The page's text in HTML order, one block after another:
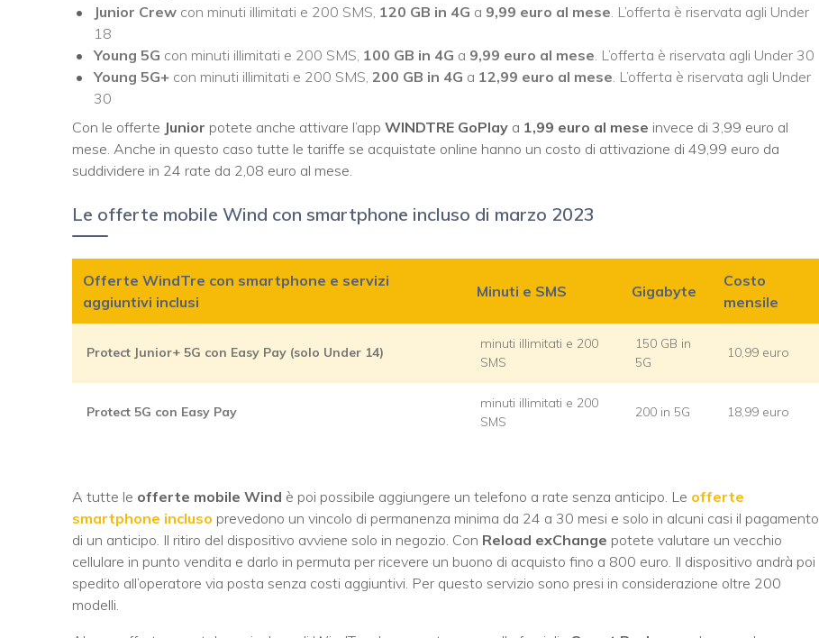
Junior Crew con minuti illimitati e 200 SMS, 120 GB in 4G a 9,99 euro al mese . L’offerta è riservata agli Under
18
Young 5G con minuti illimitati e 200 SMS, 100 GB in 4G a 9,99 euro al mese . L’offerta è riservata agli Under 30
Young 5G+ con minuti illimitati e 200 SMS, 200 GB in 4G a 12,99 euro al mese . L’offerta è riservata agli Under
30
Con le offerte Junior potete anche attivare l’app WINDTRE GoPlay a 1,99 euro al mese invece di 3,99 euro al
mese. Anche in questo caso tutte le tariffe se acquistate online hanno un costo di attivazione di 49,99 euro da
suddividere in 24 rate da 2,08 euro al mese.
Le offerte mobile Wind con smartphone incluso di marzo 2023
Offerte WindTre con smartphone e servizi
aggiuntivi inclusi
Minuti e SMS Gigabyte
Costo
mensile
Protect Junior+ 5G con Easy Pay (solo Under 14)
minuti illimitati e 200
SMS
150 GB in
5G
10,99 euro
Protect 5G con Easy Pay
minuti illimitati e 200
SMS
200 in 5G 18,99 euro
A tutte le offerte mobile Wind è poi possibile aggiungere un telefono a rate senza anticipo. Le offerte
smartphone incluso prevedono un vincolo di permanenza minima da 24 a 30 mesi e solo in alcuni casi il pagamento
di un anticipo. Il ritiro del dispositivo avviene solo in negozio. Con Reload exChange potete valutare un vecchio
cellulare in punto vendita e darlo in permuta per ricevere un buono di acquisto fino a 800 euro. Il dispositivo andrà poi
spedito all’operatore via posta senza costi aggiuntivi. Per questo servizio sono presi in considerazione oltre 200
modelli.